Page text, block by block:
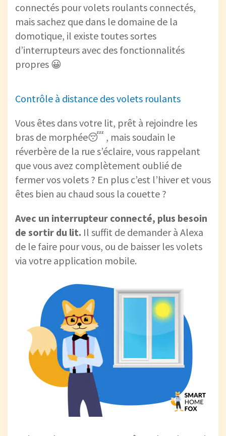
connectés pour volets roulants connectés,
mais sachez que dans le domaine de la
domotique, il existe toutes sortes
d’interrupteurs avec des fonctionnalités
propres 😀
Contrôle à distance des volets roulants
Vous êtes dans votre lit, prêt à rejoindre les
bras de morphée😴 , mais soudain le
réverbère de la rue s’éclaire, vous rappelant
que vous avez complètement oublié de
fermer vos volets ? En plus c’est l’hiver et vous
êtes bien au chaud sous la couette ?
Avec un interrupteur connecté, plus besoin
de sortir du lit. Il suffit de demander à Alexa
de le faire pour vous, ou de baisser les volets
via votre application mobile.